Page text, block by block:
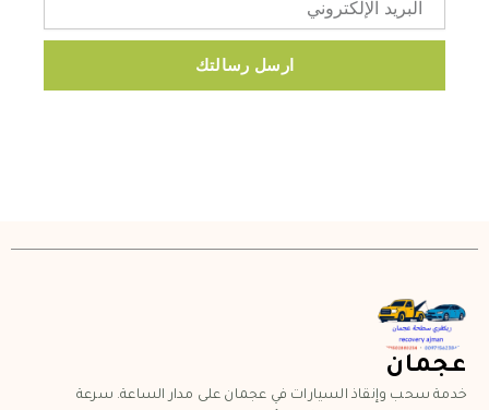
ارسل رسالتك
عجمان
خدمة سحب وإنقاذ السيارات في عجمان على مدار الساعة. سرعة